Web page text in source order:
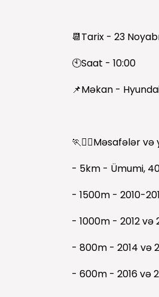
📆Tarix - 23
🕙Saat - 10:00
📌Məkan -
🏃🏃‍♀️Məsafələr
- 5km - Ümumi,
- 1500m - 2010-
- 1000m - 2012 və
- 800m - 2014 və
- 600m - 2016 və